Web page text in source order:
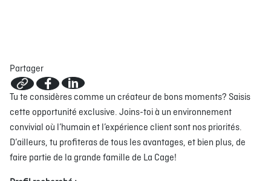
DONNER VOTRE OPINION
Partager
Tu te considères comme un créateur de bons moments? Saisis
cette opportunité exclusive. Joins-toi à un environnement
convivial où l’humain et l’expérience client sont nos priorités.
D’ailleurs, tu profiteras de tous les avantages, et bien plus, de
faire partie de la grande famille de La Cage!